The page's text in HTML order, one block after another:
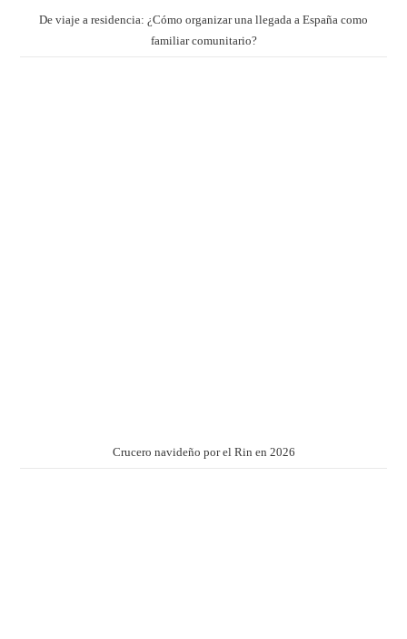
De viaje a residencia: ¿Cómo organizar una llegada a España como
familiar comunitario?
Crucero navideño por el Rin en 2026